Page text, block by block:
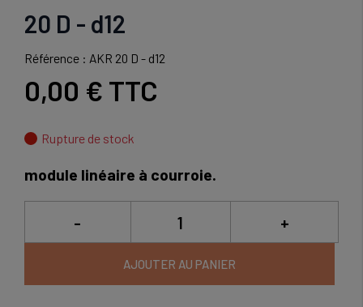
20 D - d12
Référence : AKR 20 D - d12
0,00 € TTC
Rupture de stock
module linéaire à courroie.
- +
AJOUTER AU PANIER